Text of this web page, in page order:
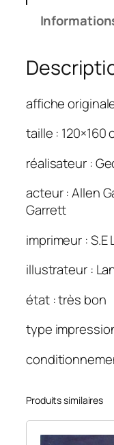
S
k
a
t
e
o
r
d
.
2
×
6
0
affiche
taille : 120×160
réalisateur :
acteur : Allen
Garrett
imprimeur :
illustrateur :
état : très bon
type
Produits similaires